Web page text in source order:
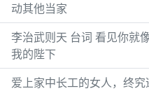
动其他当家
李治武则天 台词 看见你就
我的陛下
爱上家中长工的女人，终